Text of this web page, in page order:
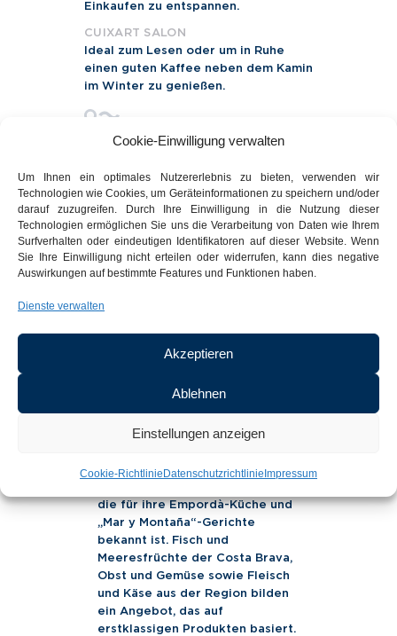
Cookie-Einwilligung verwalten
Um Ihnen ein optimales Nutzererlebnis zu bieten, verwenden wir
Technologien wie Cookies, um Geräteinformationen zu speichern und/oder
darauf zuzugreifen. Durch Ihre Einwilligung in die Nutzung dieser
Technologien ermöglichen Sie uns die Verarbeitung von Daten wie Ihrem
Surfverhalten oder eindeutigen Identifikatoren auf dieser Website. Wenn
Sie Ihre Einwilligung nicht erteilen oder widerrufen, kann dies negative
Auswirkungen auf bestimmte Features und Funktionen haben.
Dienste verwalten
Akzeptieren
Ablehnen
Einstellungen anzeigen
Cookie-Richtlinie Datenschutzrichtlinie Impressum
Einkaufen zu entspannen.
CUIXART SALON
Ideal zum Lesen oder um in Ruhe
einen guten Kaffee neben dem Kamin
im Winter zu genießen.
Traditionelle
mediterrane Küche der
befindet sich das Restaurant
des Wassers“ bedeutet, ist eine
die für ihre Empordà-Küche und
„Mar y Montaña“-Gerichte
bekannt ist. Fisch und
Meeresfrüchte der Costa Brava,
Obst und Gemüse sowie Fleisch
und Käse aus der Region bilden
ein Angebot, das auf
erstklassigen Produkten basiert.